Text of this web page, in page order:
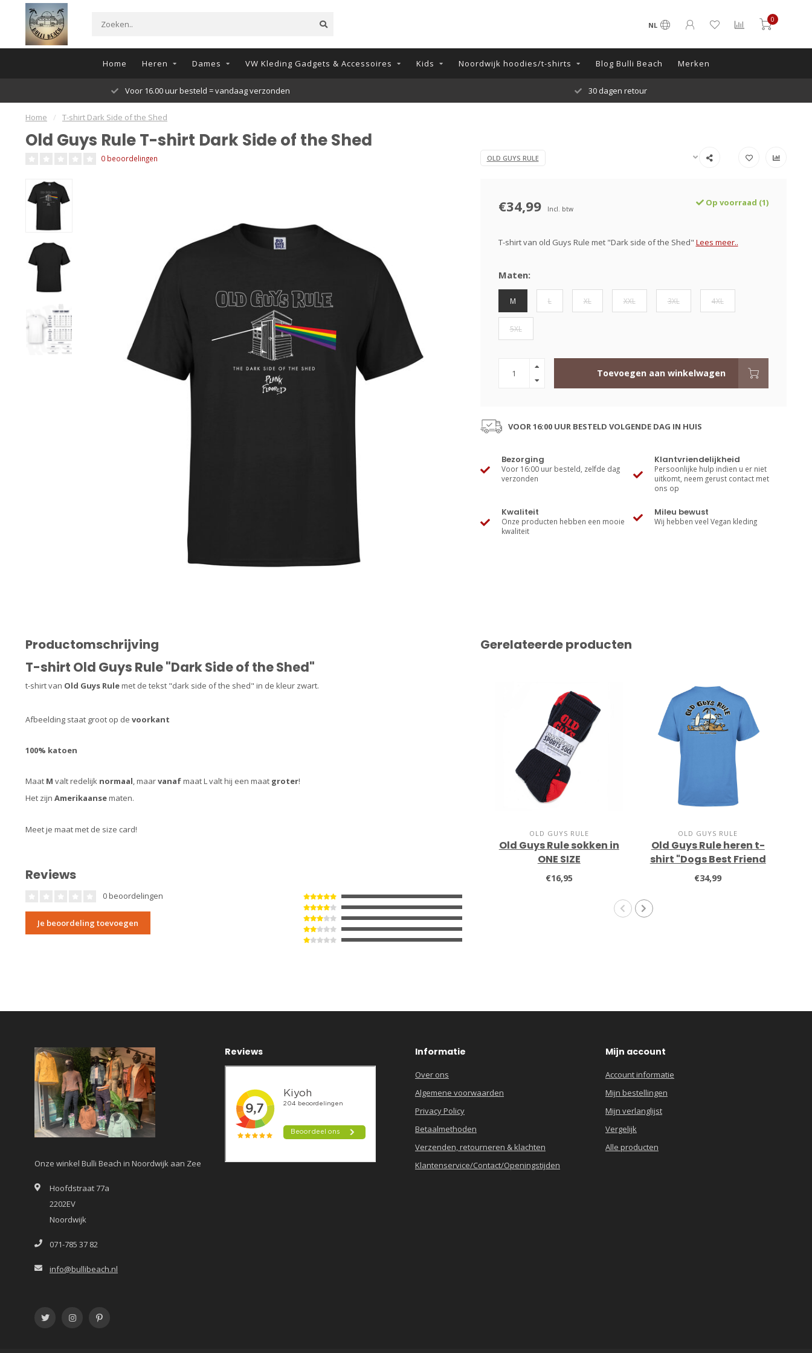
NL
0
Home Heren Dames VW Kleding Gadgets & Accessoires Kids Noordwijk hoodies/t-shirts Blog Bulli Beach Merken
Voor 16.00 uur besteld = vandaag verzonden 30 dagen retour
Home / T-shirt Dark Side of the Shed
Old Guys Rule T-shirt Dark Side of the Shed
0 beoordelingen OLD GUYS RULE
€34,99 Incl. btw
Op voorraad (1)
T-shirt van old Guys Rule met "Dark side of the Shed" Lees meer..
Maten:
M L XL XXL 3XL 4XL
5XL
Toevoegen aan winkelwagen
VOOR 16:00 UUR BESTELD VOLGENDE DAG IN HUIS
Bezorging
Voor 16:00 uur besteld, zelfde dag
verzonden
Klantvriendelijkheid
Persoonlijke hulp indien u er niet
uitkomt, neem gerust contact met
ons op
Kwaliteit
Onze producten hebben een mooie
kwaliteit
Mileu bewust
Wij hebben veel Vegan kleding
Productomschrijving
T-shirt Old Guys Rule "Dark Side of the Shed"
t-shirt van Old Guys Rulemet de tekst "dark side of the shed" in de kleur zwart.
Afbeelding staat groot op de voorkant
100% katoen
Maat M valt redelijk normaal, maarvanafmaat L valt hij een maat groter!
Het zijn Amerikaansematen.
Meet je maat met de size card!
Reviews
0 beoordelingen
Je beoordeling toevoegen
Gerelateerde producten
OLD GUYS RULE
Old Guys Rule sokken in
ONE SIZE
€16,95
OLD GUYS RULE
Old Guys Rule heren t-
shirt "Dogs Best Friend
II" Iris
€34,99
Onze winkel Bulli Beach in Noordwijk aan Zee
Hoofdstraat 77a
2202EV
Noordwijk
071-785 37 82
info@bullibeach.nl
Reviews Informatie
Over ons
Algemene voorwaarden
Privacy Policy
Betaalmethoden
Verzenden, retourneren & klachten
Klantenservice/Contact/Openingstijden
Mijn account
Account informatie
Mijn bestellingen
Mijn verlanglijst
Vergelijk
Alle producten